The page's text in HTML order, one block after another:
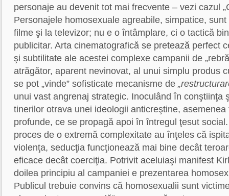
personaje au devenit tot mai frecvente – vezi cazul
Personajele homosexuale agreabile, simpatice,
filme şi la televizor; nu e o întâmplare, ci o tactică
publicitar. Arta cinematografică se pretează perfect
şi subtilitate ale acestei complexe campanii de
atrăgător, aparent nevinovat, al unui simplu produs
se pot „vinde” sofisticate mecanisme de
unui vast angrenaj strategic. Inoculând în conştiinţa
tinerilor otrava unei ideologii anticreştine,
profunde, ce se propagă apoi în întregul ţesut
proces de o extremă complexitate au înţeles că
violenţa, seducţia funcţionează mai bine decât
eficace decât coerciţia. Potrivit aceluiaşi manifest
doilea principiu al campaniei e prezentarea
Publicul trebuie convins că homosexualii sunt